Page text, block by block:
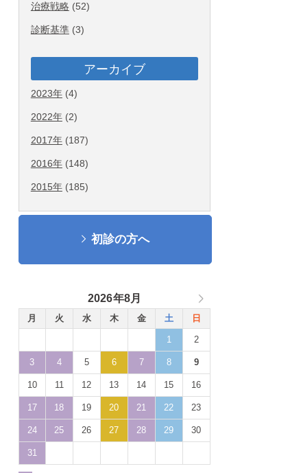
治療戦略 (52)
診断基準(3)
アーカイブ
2023年(4)
2022年(2)
2017年(187)
2016年(148)
2015年(185)
初診の方へ
2026年8月
月 火 水 木 金 土 日
1 2
3 4 5 6 7 8 9
10 11 12 13 14 15 16
17 18 19 20 21 22 23
24 25 26 27 28 29 30
31